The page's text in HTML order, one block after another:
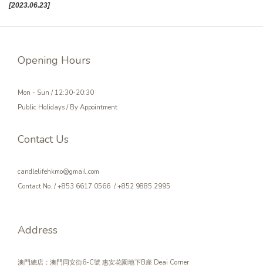
[2023.06.23]
Opening Hours
Mon - Sun / 12:30-20:30
Public Holidays / By Appointment
Contact Us
candlelifehkmo@gmail.com
Contact No. / +853 6617 0566 / +852 9885 2995
Address
澳門總店：澳門同安街6-C號 惠安花園地下B座 Deai Corner